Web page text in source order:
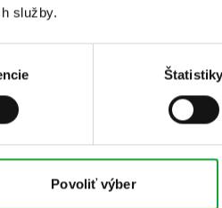
služby.
Štatistiky
Povoliť výber